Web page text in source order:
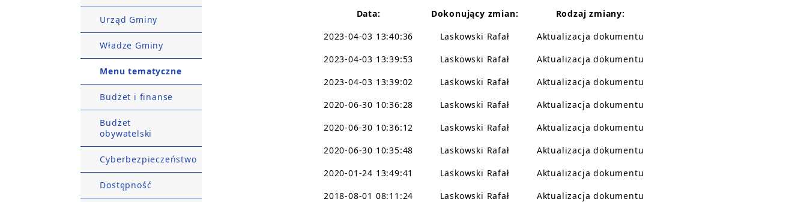
Urząd Gminy
Władze Gminy
Menu tematyczne
Budżet i finanse
Budżet
obywatelski
Cyberbezpieczeństwo
Dostępność
Data: Dokonujący zmian:
Rodzaj zmiany:
2023-04-03 13:40:36
Laskowski Rafał
Aktualizacja dokumentu
2023-04-03 13:39:53
Laskowski Rafał
Aktualizacja dokumentu
2023-04-03 13:39:02
Laskowski Rafał
Aktualizacja dokumentu
2020-06-30 10:36:28
Laskowski Rafał
Aktualizacja dokumentu
2020-06-30 10:36:12
Laskowski Rafał
Aktualizacja dokumentu
2020-06-30 10:35:48
Laskowski Rafał
Aktualizacja dokumentu
2020-01-24 13:49:41
Laskowski Rafał
Aktualizacja dokumentu
2018-08-01 08:11:24
Laskowski Rafał
Aktualizacja dokumentu